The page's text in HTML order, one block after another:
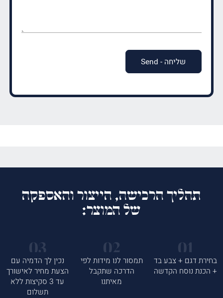
תהליך הרכישה, הייצור והאספקה
של המוצר:
בחירת דגם + צבע בד
+ הכנת נוסח הקדשה
תמסור לנו מידות לפי
הדרכה שתקבל
מאיתנו
נכין לך הדמיה עם
הצעת מחיר לאישורך
עד 3 סקיצות ללא
תשלום